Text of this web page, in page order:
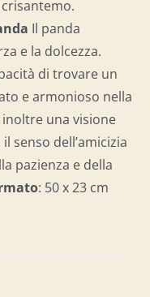
Il panda
e la dolcezza.
di trovare un
e armonioso nella
una visione
senso dell’amicizia
pazienza e della
: 50 x 23 cm